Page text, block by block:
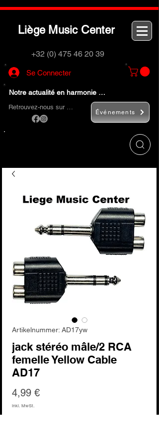
Liège M usic Center
+32 (0) 475 46 20 39
Se Connecter
Notre actualité en harmonie …
Retrouvez-nous sur …
Événements
Artikelnummer: AD17yw
jack stéréo mâle/2 RCA
femelle Yellow Cable
AD17
4,99 €Preis
inkl. MwSt.